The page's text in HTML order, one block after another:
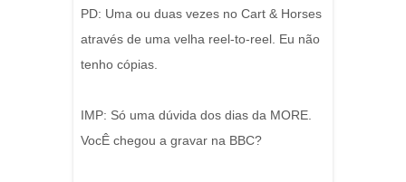
PD: Uma ou duas vezes no Cart & Horses
através de uma velha reel-to-reel. Eu não
tenho cópias.
IMP: Só uma dúvida dos dias da MORE.
VocÊ chegou a gravar na BBC?